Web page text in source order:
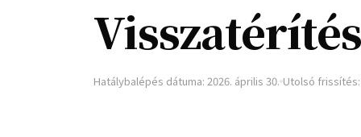
Hatálybalépés dátuma: 2026. április 30. Utolsó frissítés: